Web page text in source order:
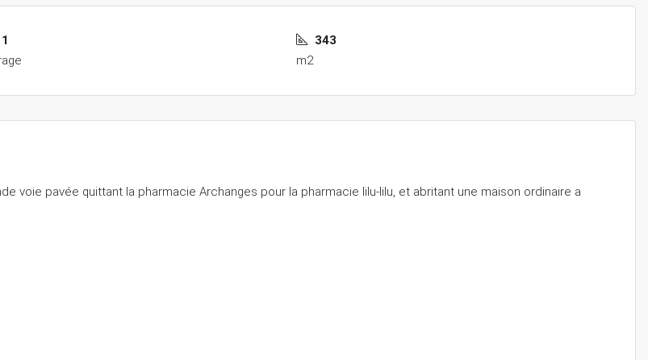
1
343
m2
voie pavée quittant la pharmacie Archanges pour la pharmacie lilu-lilu, et abritant une maison ordinaire a